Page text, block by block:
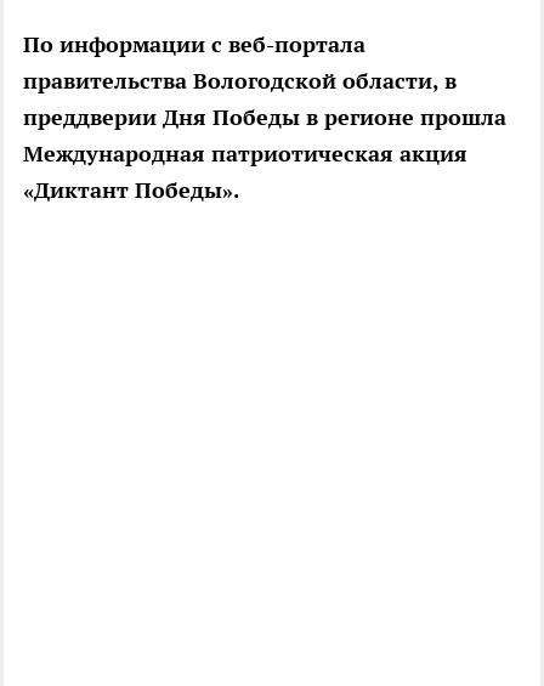
По информации с веб-портала
правительства Вологодской области, в
преддверии Дня Победы в регионе прошла
Международная патриотическая акция
«Диктант Победы».